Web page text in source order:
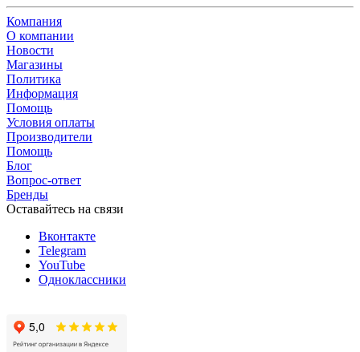
Компания
О компании
Новости
Магазины
Политика
Информация
Помощь
Условия оплаты
Производители
Помощь
Блог
Вопрос-ответ
Бренды
Оставайтесь на связи
Вконтакте
Telegram
YouTube
Одноклассники